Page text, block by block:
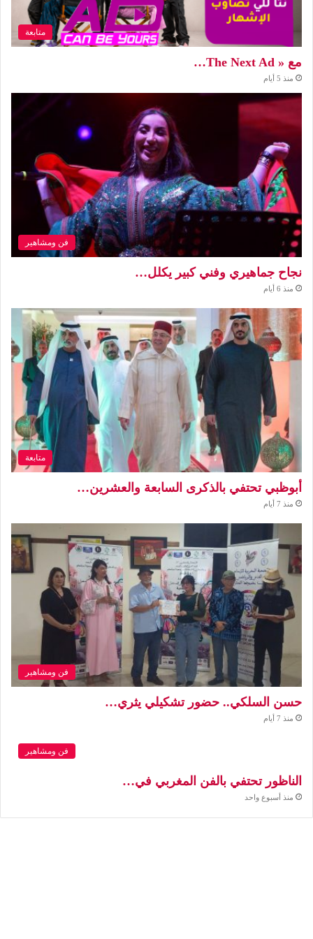
متابعة
مع « The Next Ad…
منذ 5 أيام
فن ومشاهير
نجاح جماهيري وفني كبير يكلل…
منذ 6 أيام
متابعة
أبوظبي تحتفي بالذكرى السابعة والعشرين…
منذ 7 أيام
فن ومشاهير
حسن السلكي.. حضور تشكيلي يثري…
منذ 7 أيام
فن ومشاهير
الناظور تحتفي بالفن المغربي في…
منذ أسبوع واحد